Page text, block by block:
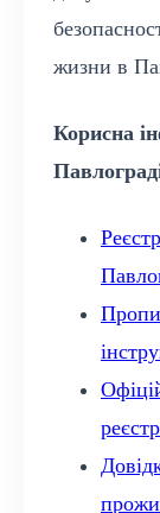
жизни в
Корисна